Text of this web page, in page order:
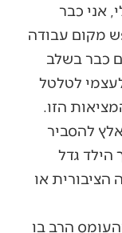
אני כבר
לחפש מקום עבודה
כבר בשלב
לטלטל
הזו.
להסביר
הילד גדל
או
הרב בו